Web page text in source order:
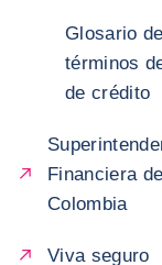
Glosario de
términos
de crédito
Financiera de
Colombia
Viva seguro